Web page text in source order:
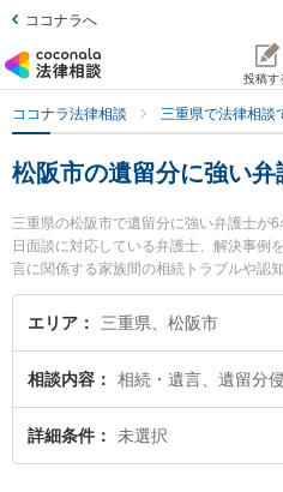
ココナラへ
投稿す
ココナラ法律相談 三重県で法律相談
松阪市の遺留分に強い弁
三重県の松阪市で遺留分に強い弁護士が
日面談に対応している弁護士、解決事例
言に関係する家族間の相続トラブルや認
での絞り込み検索もでき便利です。特に
護士や本庄法律事務所の本庄 美和子弁護
たい』『遺留分のトラブル解決の実績豊
回相談無料で遺留分を法律相談できる松
どでお困りの相談者さんにおすすめです。
エリア 三重県、松阪市
相談内容 相続・遺言、遺留分
詳細条件 未選択